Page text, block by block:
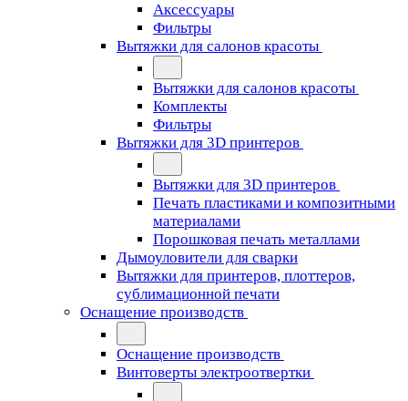
Аксессуары
Фильтры
Вытяжки для салонов красоты
Вытяжки для салонов красоты
Комплекты
Фильтры
Вытяжки для 3D принтеров
Вытяжки для 3D принтеров
Печать пластиками и композитными
материалами
Порошковая печать металлами
Дымоуловители для сварки
Вытяжки для принтеров, плоттеров,
сублимационной печати
Оснащение производств
Оснащение производств
Винтоверты электроотвертки